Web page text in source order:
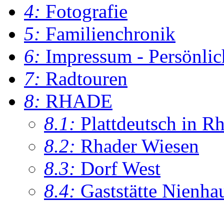
4: Fotografie
5: Familienchronik
6: Impressum -
7: Radtouren
8: RHADE
8.1: Plattdeutsch in
8.2: Rhader Wiesen
8.3: Dorf West
8.4: Gaststätte